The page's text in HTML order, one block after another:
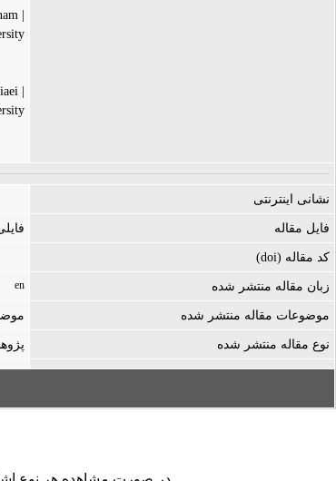
نشانی اینترنتی
فایل مقاله
کد مقاله (doi)
زبان مقاله منتشر شده en
موضوعات مقاله منتشر شده
نوع مقاله منتشر شده